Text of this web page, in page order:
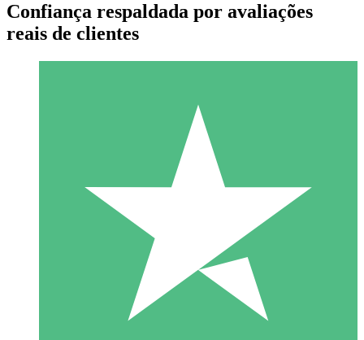
Pacotes de Créditos Individuais
Pague conforme o uso com créditos de download. Sem
1000
Confiança respaldada por avaliações
reais de clientes